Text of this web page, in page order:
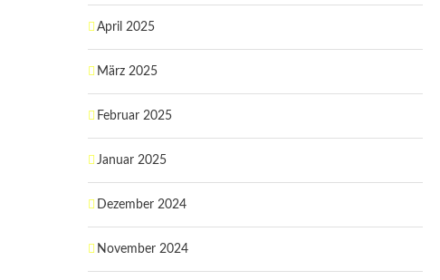
April 2025
März 2025
Februar 2025
Januar 2025
Dezember 2024
November 2024